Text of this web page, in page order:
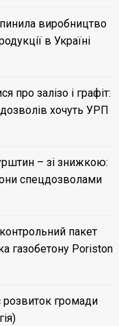
виробництво
в Україні
про залізо і графіт:
хочуть УРП
– зі знижкою:
спецдозволами
пакет
газобетону Poriston
громади